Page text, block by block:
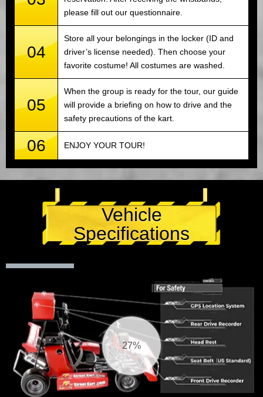
please fill out our questionnaire.
04
Store all your belongings in the locker (ID and
driver’s license needed). Then choose your
favorite costume! All costumes are washed.
05
When the group is ready for the tour, our guide
will provide a briefing on how to drive and the
safety precautions of the kart.
06 ENJOY YOUR TOUR!
Vehicle
Specifications
28%